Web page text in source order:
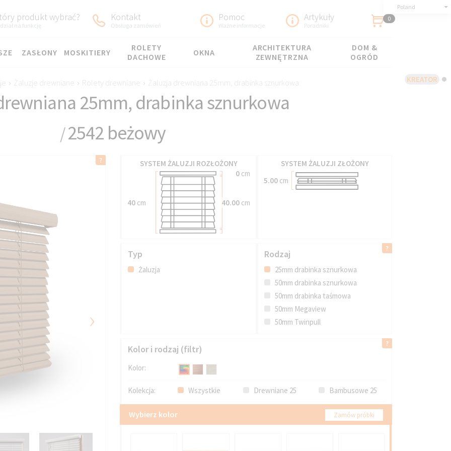
KREATOR
Poland
produkt wybrać?
na funkcję
Kontakt
Obsługa zamówień
Pomoc
Ważne informacje
Artykuły
Poradniki
0
ZASŁONY MOSKITIERY
ROLETY
DACHOWE
OKNA
ARCHITEKTURA
ZEWNĘTRZNA
DOM &
OGRÓD
› Żaluzje drewniane › Rolety drewniane › Żaluzja drewniana 25mm, drabinka sznurkowa
25mm, drabinka sznurkowa
/2542 beżowy
›
SYSTEM ŻALUZJI ROZŁOŻONY
40 cm
0cm
40.00cm
SYSTEM ŻALUZJI ZŁOŻONY
5.00cm
Typ
Żaluzja
Rodzaj
25mm drabinka sznurkowa
50mm drabinka sznurkowa
50mm drabinka taśmowa
50mm Megaview
50mm Twinpull
Kolor i rodzaj (filtr)
Kolor:
Kolekcja: Wszystkie Drewniane 25 Bambusowe 25
Wybierz kolor Zamów próbki